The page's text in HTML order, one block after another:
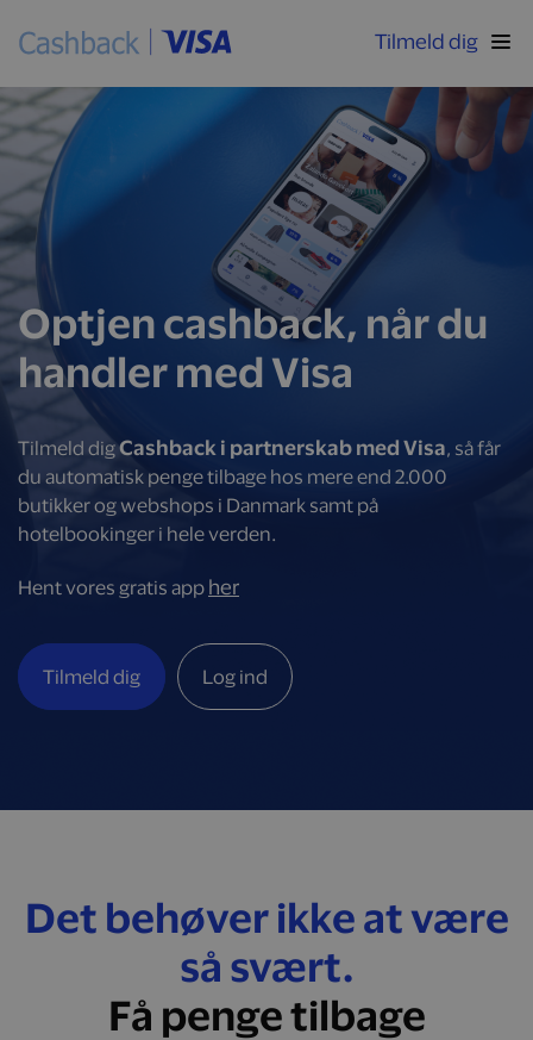
Tilmeld dig
Optjen cashback, når du
handler med Visa
Tilmeld digCashback i partnerskab med Visa, så får
du automatisk penge tilbage hos mere end 2.000
butikker og webshops i Danmark samt på
hotelbookinger i hele verden.
Hent vores gratis app her
Tilmeld dig Log ind
Det behøver ikke at være
så svært.
Få penge tilbage